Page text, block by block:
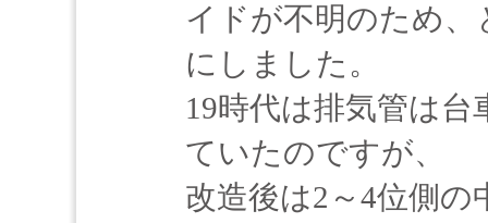
イドが不明のため
にしました。
19時代は排気管は
ていたのですが、
改造後は2～4位側